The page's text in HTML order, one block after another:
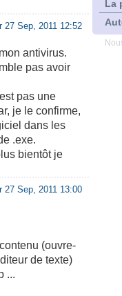
La
27 Sep, 2011 12:52
antivirus.
pas avoir
pas une
je le confirme,
dans les
.exe.
bientôt je
27 Sep, 2011 13:00
(ouvre-
de texte)
...